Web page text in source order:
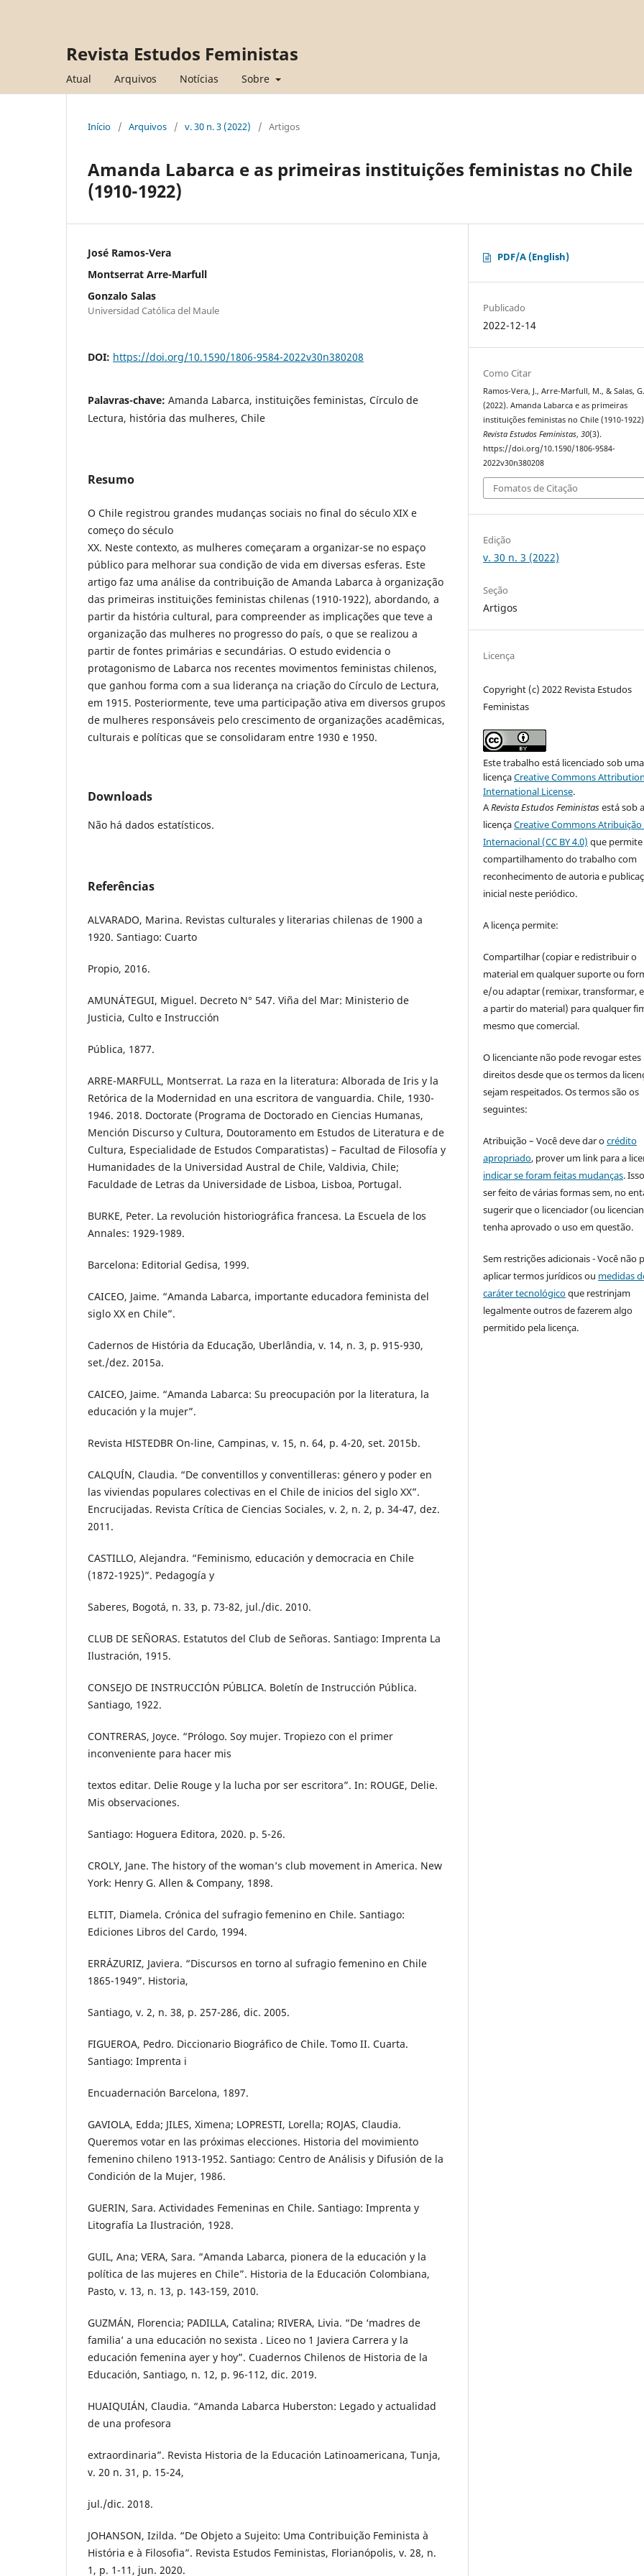
Revista Estudos Feministas
Atual Arquivos Notícias Sobre
Início / Arquivos / v. 30 n. 3 (2022) / Artigos
Amanda Labarca e as primeiras instituições feministas no Chile
(1910-1922)
José Ramos-Vera
Montserrat Arre-Marfull
Gonzalo Salas
Universidad Católica del Maule
DOI: https://doi.org/10.1590/1806-9584-2022v30n380208
Palavras-chave: Amanda Labarca, instituições feministas, Círculo de
Lectura, história das mulheres, Chile
Resumo
O Chile registrou grandes mudanças sociais no final do século XIX e
começo do século
XX. Neste contexto, as mulheres começaram a organizar-se no espaço
público para melhorar sua condição de vida em diversas esferas. Este
artigo faz uma análise da contribuição de Amanda Labarca à organização
das primeiras instituições feministas chilenas (1910-1922), abordando, a
partir da história cultural, para compreender as implicações que teve a
organização das mulheres no progresso do país, o que se realizou a
partir de fontes primárias e secundárias. O estudo evidencia o
protagonismo de Labarca nos recentes movimentos feministas chilenos,
que ganhou forma com a sua liderança na criação do Círculo de Lectura,
em 1915. Posteriormente, teve uma participação ativa em diversos grupos
de mulheres responsáveis pelo crescimento de organizações acadêmicas,
culturais e políticas que se consolidaram entre 1930 e 1950.
Downloads
Não há dados estatísticos.
Referências
ALVARADO, Marina. Revistas culturales y literarias chilenas de 1900 a
1920. Santiago: Cuarto
Propio, 2016.
AMUNÁTEGUI, Miguel. Decreto N° 547. Viña del Mar: Ministerio de
Justicia, Culto e Instrucción
Pública, 1877.
ARRE-MARFULL, Montserrat. La raza en la literatura: Alborada de Iris y la
Retórica de la Modernidad en una escritora de vanguardia. Chile, 1930-
1946. 2018. Doctorate (Programa de Doctorado en Ciencias Humanas,
Mención Discurso y Cultura, Doutoramento em Estudos de Literatura e de
Cultura, Especialidade de Estudos Comparatistas) – Facultad de Filosofía y
Humanidades de la Universidad Austral de Chile, Valdivia, Chile;
Faculdade de Letras da Universidade de Lisboa, Lisboa, Portugal.
BURKE, Peter. La revolución historiográfica francesa. La Escuela de los
Annales: 1929-1989.
Barcelona: Editorial Gedisa, 1999.
CAICEO, Jaime. “Amanda Labarca, importante educadora feminista del
siglo XX en Chile”.
Cadernos de História da Educação, Uberlândia, v. 14, n. 3, p. 915-930,
set./dez. 2015a.
CAICEO, Jaime. “Amanda Labarca: Su preocupación por la literatura, la
educación y la mujer”.
Revista HISTEDBR On-line, Campinas, v. 15, n. 64, p. 4-20, set. 2015b.
CALQUÍN, Claudia. “De conventillos y conventilleras: género y poder en
las viviendas populares colectivas en el Chile de inicios del siglo XX”.
Encrucijadas. Revista Crítica de Ciencias Sociales, v. 2, n. 2, p. 34-47, dez.
2011.
CASTILLO, Alejandra. “Feminismo, educación y democracia en Chile
(1872-1925)”. Pedagogía y
Saberes, Bogotá, n. 33, p. 73-82, jul./dic. 2010.
CLUB DE SEÑORAS. Estatutos del Club de Señoras. Santiago: Imprenta La
Ilustración, 1915.
CONSEJO DE INSTRUCCIÓN PÚBLICA. Boletín de Instrucción Pública.
Santiago, 1922.
CONTRERAS, Joyce. “Prólogo. Soy mujer. Tropiezo con el primer
inconveniente para hacer mis
textos editar. Delie Rouge y la lucha por ser escritora”. In: ROUGE, Delie.
Mis observaciones.
Santiago: Hoguera Editora, 2020. p. 5-26.
CROLY, Jane. The history of the woman’s club movement in America. New
York: Henry G. Allen & Company, 1898.
ELTIT, Diamela. Crónica del sufragio femenino en Chile. Santiago:
Ediciones Libros del Cardo, 1994.
ERRÁZURIZ, Javiera. “Discursos en torno al sufragio femenino en Chile
1865-1949”. Historia,
Santiago, v. 2, n. 38, p. 257-286, dic. 2005.
FIGUEROA, Pedro. Diccionario Biográfico de Chile. Tomo II. Cuarta.
Santiago: Imprenta i
Encuadernación Barcelona, 1897.
GAVIOLA, Edda; JILES, Ximena; LOPRESTI, Lorella; ROJAS, Claudia.
Queremos votar en las próximas elecciones. Historia del movimiento
femenino chileno 1913-1952. Santiago: Centro de Análisis y Difusión de la
Condición de la Mujer, 1986.
GUERIN, Sara. Actividades Femeninas en Chile. Santiago: Imprenta y
Litografía La Ilustración, 1928.
GUIL, Ana; VERA, Sara. “Amanda Labarca, pionera de la educación y la
política de las mujeres en Chile”. Historia de la Educación Colombiana,
Pasto, v. 13, n. 13, p. 143-159, 2010.
GUZMÁN, Florencia; PADILLA, Catalina; RIVERA, Livia. “De ‘madres de
familia’ a una educación no sexista . Liceo no 1 Javiera Carrera y la
educación femenina ayer y hoy”. Cuadernos Chilenos de Historia de la
Educación, Santiago, n. 12, p. 96-112, dic. 2019.
HUAIQUIÁN, Claudia. “Amanda Labarca Huberston: Legado y actualidad
de una profesora
extraordinaria”. Revista Historia de la Educación Latinoamericana, Tunja,
v. 20 n. 31, p. 15-24,
jul./dic. 2018.
JOHANSON, Izilda. “De Objeto a Sujeito: Uma Contribuição Feminista à
História e à Filosofia”. Revista Estudos Feministas, Florianópolis, v. 28, n.
1, p. 1-11, jun. 2020.
PDF/A (English)
Publicado
2022-12-14
Como Citar
Ramos-Vera, J., Arre-Marfull, M., & Salas, G.
(2022). Amanda Labarca e as primeiras
instituições feministas no Chile (1910-
Revista Estudos Feministas,30(3).
https://doi.org/10.1590/1806-9584-
2022v30n380208
Fomatos de Citação
Edição
v. 30 n. 3 (2022)
Seção
Artigos
Licença
Copyright (c) 2022 Revista Estudos
Feministas
Este trabalho está licenciado sob uma
licençaCreative Commons
International License.
ARevista Estudos Feministasestá sob a
licençaCreative Commons Atribuição
Internacional (CC BY 4.0) que
compartilhamento do trabalho com
reconhecimento de autoria e
inicial neste periódico.
A licença permite:
Compartilhar (copiar e redistribuir o
material em qualquer suporte ou
e/ou adaptar (remixar, transformar,
a partir do material) para qualquer
mesmo que comercial.
O licenciante não pode revogar estes
direitos desde que os termos da
sejam respeitados. Os termos são os
seguintes:
Atribuição – Você deve dar ocrédito
apropriado, prover um link para a
indicar se foram feitas mudanças.
ser feito de várias formas sem, no
sugerir que o licenciador (ou
tenha aprovado o uso em questão.
Sem restrições adicionais - Você não
aplicar termos jurídicos ou medidas
caráter tecnológicoque restrinjam
legalmente outros de fazerem algo
permitido pela licença.